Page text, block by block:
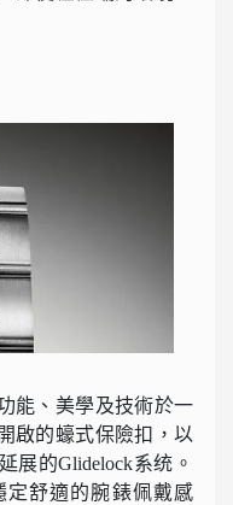
能、美學及技術於一
啟的蠔式保險扣，以
展的Glidelock系统。
定舒適的腕錶佩戴感